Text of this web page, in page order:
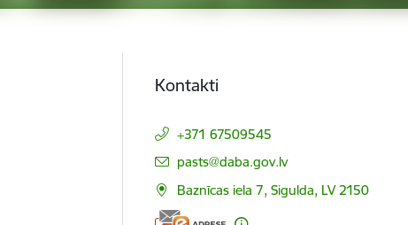
Kontakti
+371 67509545
E-pasts:
pasts@daba.gov.lv
Baznīcas iela 7, Sigulda, LV 2150